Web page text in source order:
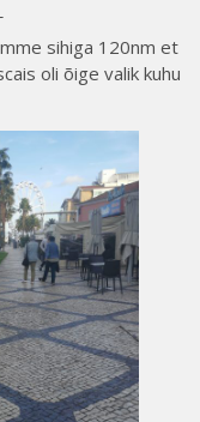
sihiga 120nm et
oli õige valik kuhu